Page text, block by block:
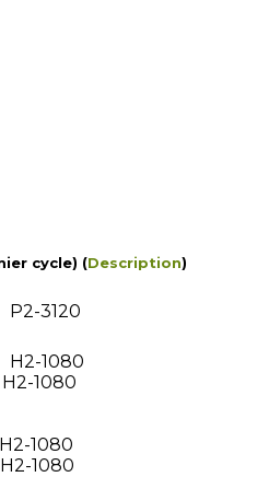
cycle) (Description)
P2-3120
H2-1080
H2-1080
H2-1080
H2-1080